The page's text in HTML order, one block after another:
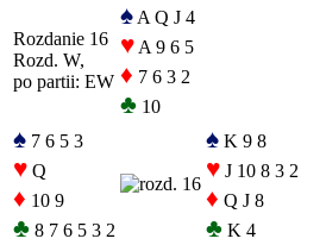
Rozdanie 16
Rozd. W,
po partii: EW
♠ A Q J 4
♥ A 9 6 5
♦ 7 6 3 2
♣ 10
♠ 7 6 5 3
♥ Q
♦ 10 9
♣ 8 7 6 5 3 2
♠ K 9 8
♥ J 10 8 3 2
♦ Q J 8
♣ K 4